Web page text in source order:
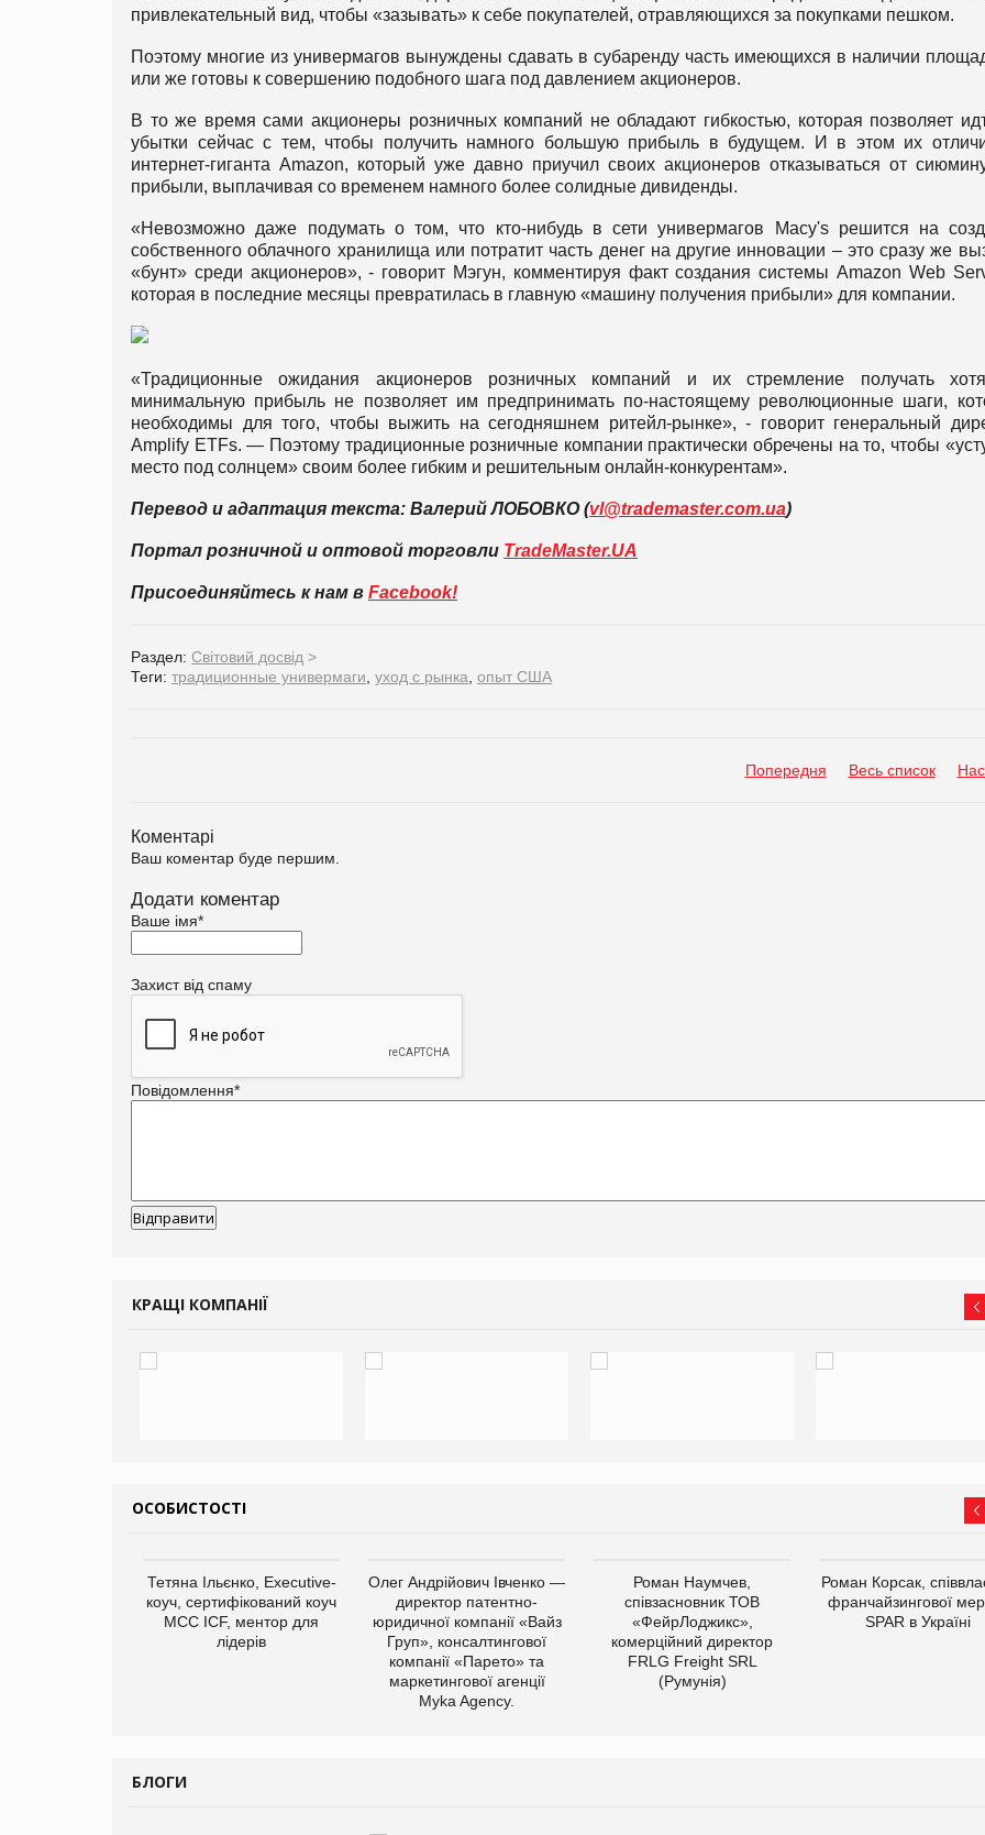
привлекательный вид, чтобы «зазывать» к себе покупателей, отравляющихся за покупками пешком.
Поэтому многие из универмагов вынуждены сдавать в субаренду часть имеющихся в наличии
или же готовы к совершению подобного шага под давлением акционеров.
В то же время сами акционеры розничных компаний не обладают гибкостью, которая позволяет
убытки сейчас с тем, чтобы получить намного большую прибыль в будущем. И в этом их
интернет-гиганта Amazon, который уже давно приучил своих акционеров отказываться от
прибыли, выплачивая со временем намного более солидные дивиденды.
«Невозможно даже подумать о том, что кто-нибудь в сети универмагов Macy's решится на
собственного облачного хранилища или потратит часть денег на другие инновации – это сразу же
«бунт» среди акционеров», - говорит Мэгун, комментируя факт создания системы Amazon Web
которая в последние месяцы превратилась в главную «машину получения прибыли» для компании.
«Традиционные ожидания акционеров розничных компаний и их стремление получать
минимальную прибыль не позволяет им предпринимать по-настоящему революционные шаги,
необходимы для того, чтобы выжить на сегодняшнем ритейл-рынке», - говорит генеральный
Amplify ETFs. — Поэтому традиционные розничные компании практически обречены на то, чтобы
место под солнцем» своим более гибким и решительным онлайн-конкурентам».
Перевод и адаптация текста: Валерий ЛОБОВКО (vl@trademaster.com.ua)
Портал розничной и оптовой торговли TradeMaster.UA
Присоединяйтесь к нам в Facebook!
Раздел: Світовий досвід >
Теги: традиционные универмаги уход с рынка опыт США
Попередня Весь список
Коментарі
Ваш коментар буде першим.
Додати коментар
Ваше імя*
Захист від спаму
Повідомлення*
КРАЩІ КОМПАНІЇ
ОСОБИСТОСТІ
Тетяна Ільєнко, Executive-
коуч, сертифікований коуч
МСС ICF, ментор для
лідерів
Олег Андрійович Івченко —
директор патентно-
юридичної компанії «Вайз
Груп», консалтингової
компанії «Парето» та
маркетингової агенції
Myka Agency.
Роман Наумчев,
співзасновник ТОВ
«ФейрЛоджикс»,
комерційний директор
FRLG Freight SRL
(Румунія)
Роман Корсак,
франчайзингової
SPAR в Україні
БЛОГИ